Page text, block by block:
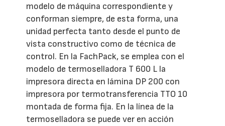
modelo de máquina correspondiente y
conforman siempre, de esta forma, una
unidad perfecta tanto desde el punto de
vista constructivo como de técnica de
control. En la FachPack, se emplea con el
modelo de termoselladora T 600 L la
impresora directa en lámina DP 200 con
impresora por termotransferencia TTO 10
montada de forma fija. En la línea de la
termoselladora se puede ver en acción